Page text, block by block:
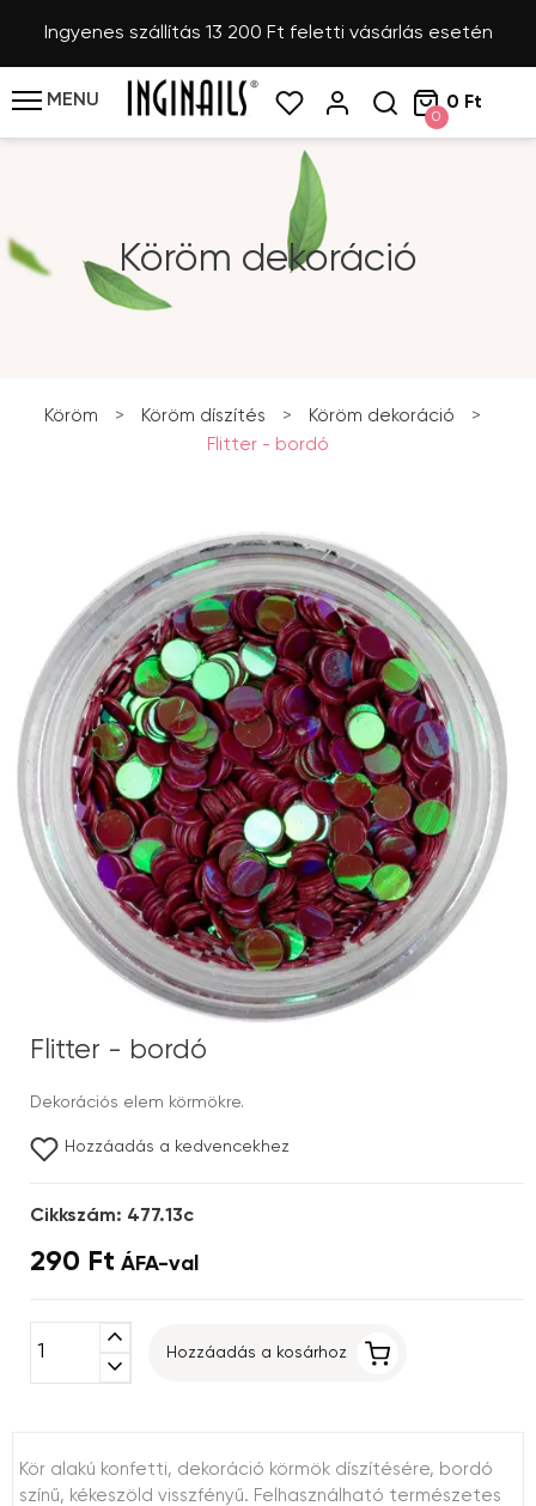
Ingyenes szállítás 13 200 Ft feletti vásárlás esetén
MENU
0
0 Ft
Köröm dekoráció
Köröm > Köröm díszítés > Köröm dekoráció
>
Flitter - bordó
Flitter - bordó
Dekorációs elem körmökre.
Hozzáadás a kedvencekhez
Cikkszám: 477.13c
290 Ft ÁFA-val
expand_less
expand_more
Hozzáadás a kosárhoz
Kör alakú konfetti, dekoráció körmök díszítésére, bordó
színű, kékeszöld visszfényű. Felhasználható természetes